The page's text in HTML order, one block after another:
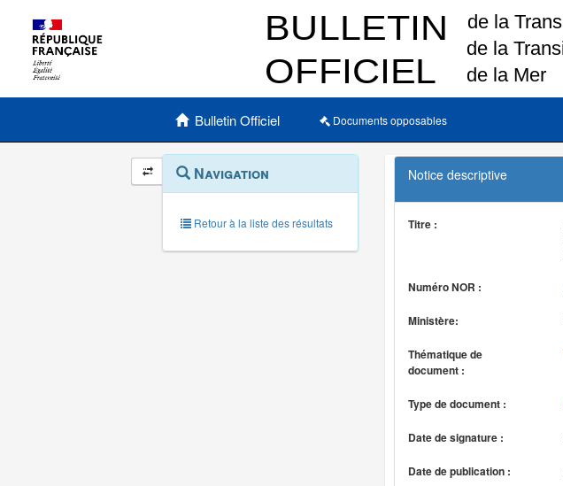
Menu principal
Bulletin Officiel Documents opposables
Navigation
et
outils
annexes
Menu
contextuel
Navigation
Retour à la liste des résultats
Notice descriptive
Titre :
Numéro NOR :
Ministère:
Thématique de
document :
Type de document :
Date de signature :
Date de publication :